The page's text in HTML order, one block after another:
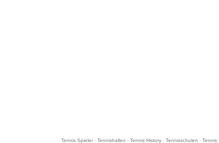
Tennis Spieler· Tennishallen · Tennis History· Tennisschulen · Tennis